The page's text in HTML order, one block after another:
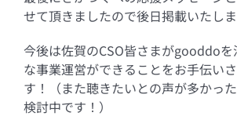
せて頂きましたので後日掲載いたしま
今後は佐賀のCSO皆さまがgooddo
な事業運営ができることをお手伝い
す！（また聴きたいとの声が多かっ
検討中です！）